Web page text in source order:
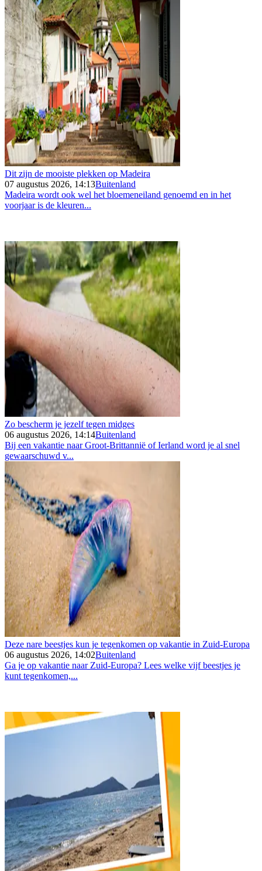
Dit zijn de mooiste plekken op Madeira
07 augustus 2026, 14:13Buitenland
Madeira wordt ook wel het bloemeneiland genoemd en in het
voorjaar is de kleuren...
Zo bescherm je jezelf tegen midges
06 augustus 2026, 14:14Buitenland
Bij een vakantie naar Groot-Brittannië of Ierland word je al snel
gewaarschuwd v...
Deze nare beestjes kun je tegenkomen op vakantie in Zuid-Europa
06 augustus 2026, 14:02Buitenland
Ga je op vakantie naar Zuid-Europa? Lees welke vijf beestjes je
kunt tegenkomen,...